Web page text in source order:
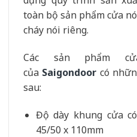
toàn bộ sản phẩm cửa
cháy nói riêng.
Các sản phẩm
của Saigondoor có
sau:
Độ dày khung cửa
45/50 x 110mm